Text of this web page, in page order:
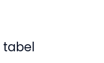
tabel